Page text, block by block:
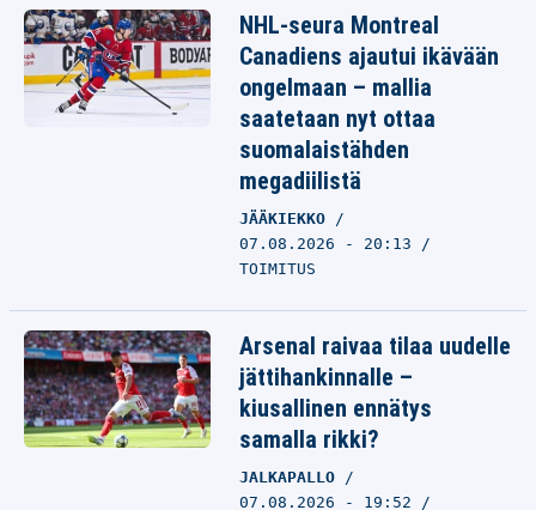
NHL-seura Montreal
Canadiens ajautui ikävään
ongelmaan – mallia
saatetaan nyt ottaa
suomalaistähden
megadiilistä
JÄÄKIEKKO
07.08.2026 - 20:13
TOIMITUS
Arsenal raivaa tilaa uudelle
jättihankinnalle –
kiusallinen ennätys
samalla rikki?
JALKAPALLO
07.08.2026 - 19:52